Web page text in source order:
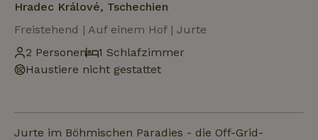
Hradec Králové, Tschechien
Freistehend | Auf einem Hof | Jurte
2 Personen
1 Schlafzimmer
Haustiere nicht gestattet
Jurte im Böhmischen Paradies - die Off-Grid-